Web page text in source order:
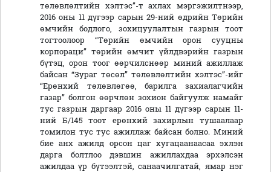
төлөвлөлтийн хэлтэс”-т ахлах мэргэжилтнээр,
2016 оны 11 дүгээр сарын 29-ний өдрийн Төрийн
өмчийн бодлого, зохицуулалтын газрын тоот
тогтоолоор “Төрийн өмчийн орон сууцны
корпораци” төрийн өмчит үйлдвэрийн газрын
бүтэц, орон тоог өөрчилснөөр миний ажиллаж
байсан “Зураг төсөл” төлөвлөлтийн хэлтэс”-ийг
“Ерөнхий төлөвлөгөө, барилга захиалагчийн
газар” болгон өөрчлөн зохион байгуулж намайг
тус газрын даргаар 2016 оны 11 дүгээр сарын 11-
ний Б/145 тоот ерөнхий захирлын тушаалаар
томилон тус тус ажиллаж байсан болно. Миний
бие анх ажилд орсон цаг хугацаанаасаа эхлэн
дарга болтлоо дэвшин ажиллахдаа эрхэлсэн
ажилдаа үр бүтээлтэй, санаачилгатай, ямар нэг